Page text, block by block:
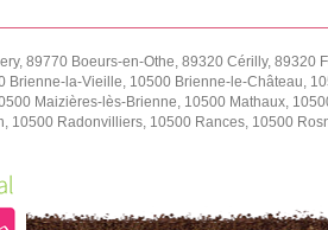
89770 Boeurs-en-Othe, 89320 Cérilly, 89320
Brienne-la-Vieille, 10500 Brienne-le-Château,
Maizières-lès-Brienne, 10500 Mathaux,
10500 Radonvilliers, 10500 Rances, 10500